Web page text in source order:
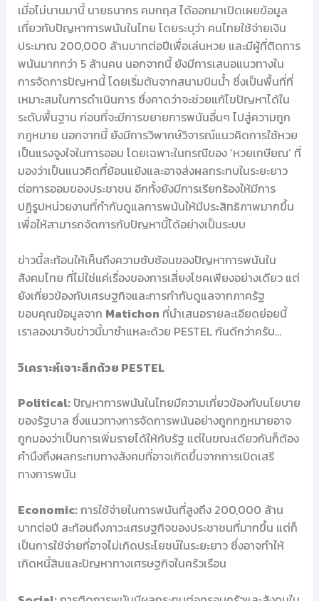
เมื่อไม่นานมานี้ นายธนากร คมกฤส ได้ออกมาเปิดเผยข้อมูล
เกี่ยวกับปัญหาการพนันในไทย โดยระบุว่า คนไทยใช้จ่ายเงิน
ประมาณ 200,000 ล้านบาทต่อปีเพื่อเล่นหวย และมีผู้ที่ติดการ
พนันมากกว่า 5 ล้านคน นอกจากนี้ ยังมีการเสนอแนวทางใน
การจัดการปัญหานี้ โดยเริ่มต้นจากสนามบินน้ำ ซึ่งเป็นพื้นที่ที่
เหมาะสมในการดำเนินการ ซึ่งคาดว่าจะช่วยแก้ไขปัญหาได้ใน
ระดับพื้นฐาน ก่อนที่จะมีการขยายการพนันอื่นๆ ไปสู่ความถูก
กฎหมาย นอกจากนี้ ยังมีการวิพากษ์วิจารณ์แนวคิดการใช้หวย
เป็นแรงจูงใจในการออม โดยเฉพาะในกรณีของ ‘หวยเกษียณ’ ที่
มองว่าเป็นแนวคิดที่ย้อนแย้งและอาจส่งผลกระทบในระยะยาว
ต่อการออมของประชาชน อีกทั้งยังมีการเรียกร้องให้มีการ
ปฏิรูปหน่วยงานที่กำกับดูแลการพนันให้มีประสิทธิภาพมากขึ้น
เพื่อให้สามารถจัดการกับปัญหานี้ได้อย่างเป็นระบบ
ข่าวนี้สะท้อนให้เห็นถึงความซับซ้อนของปัญหาการพนันใน
สังคมไทย ที่ไม่ใช่แค่เรื่องของการเสี่ยงโชคเพียงอย่างเดียว แต่
ยังเกี่ยวข้องกับเศรษฐกิจและการกำกับดูแลจากภาครัฐ
ขอบคุณข้อมูลจาก Matichon ที่นำเสนอรายละเอียดย่อยนี้
เราลองมาจับข่าวนี้มาชำแหละด้วย PESTEL กันดีกว่าครับ…
วิเคราะห์เจาะลึกด้วย PESTEL
Political: ปัญหาการพนันในไทยมีความเกี่ยวข้องกับนโยบาย
ของรัฐบาล ซึ่งแนวทางการจัดการพนันอย่างถูกกฎหมายอาจ
ถูกมองว่าเป็นการเพิ่มรายได้ให้กับรัฐ แต่ในขณะเดียวกันก็ต้อง
คำนึงถึงผลกระทบทางสังคมที่อาจเกิดขึ้นจากการเปิดเสรี
ทางการพนัน
Economic: การใช้จ่ายในการพนันที่สูงถึง 200,000 ล้าน
บาทต่อปี สะท้อนถึงภาวะเศรษฐกิจของประชาชนที่มากขึ้น แต่ก็
เป็นการใช้จ่ายที่อาจไม่เกิดประโยชน์ในระยะยาว ซึ่งอาจทำให้
เกิดหนี้สินและปัญหาทางเศรษฐกิจในครัวเรือน